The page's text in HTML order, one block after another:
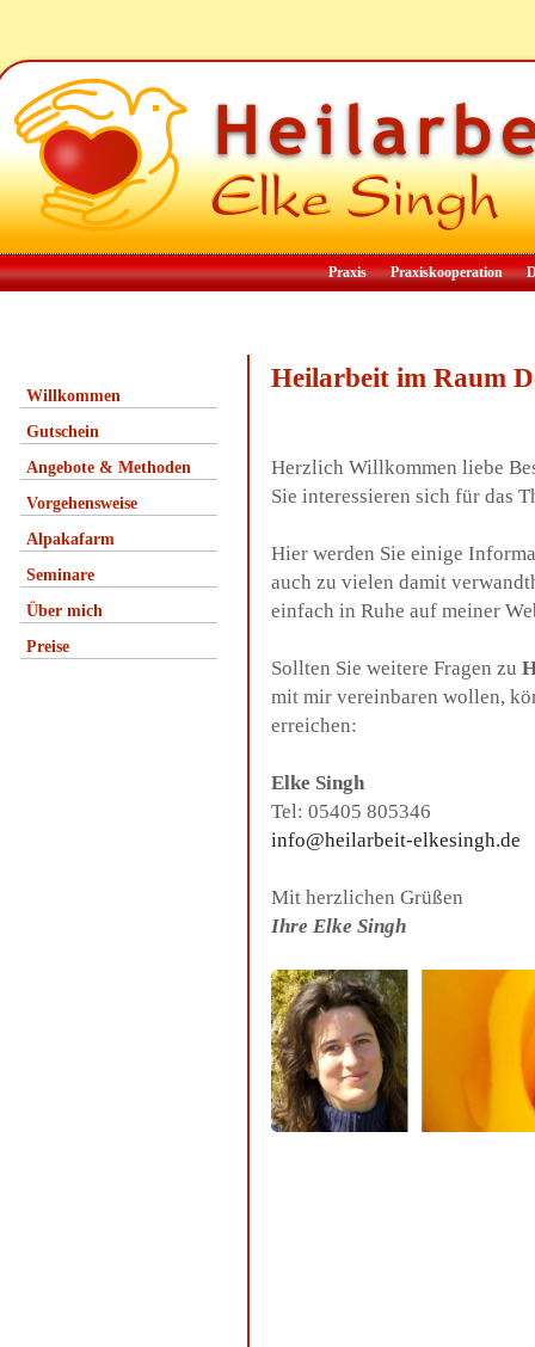
Praxis Praxiskooperation
Willkommen
Gutschein
Angebote & Methoden
Vorgehensweise
Alpakafarm
Seminare
Über mich
Preise
Heilarbeit im Raum
Herzlich Willkommen liebe
Sie interessieren sich für das
Hier werden Sie einige
auch zu vielen damit
einfach in Ruhe auf meiner
Sollten Sie weitere Fragen zu
mit mir vereinbaren wollen,
erreichen:
Elke Singh
Tel: 05405 805346
info@heilarbeit-elkesingh.de
Mit herzlichen Grüßen
Ihre Elke Singh